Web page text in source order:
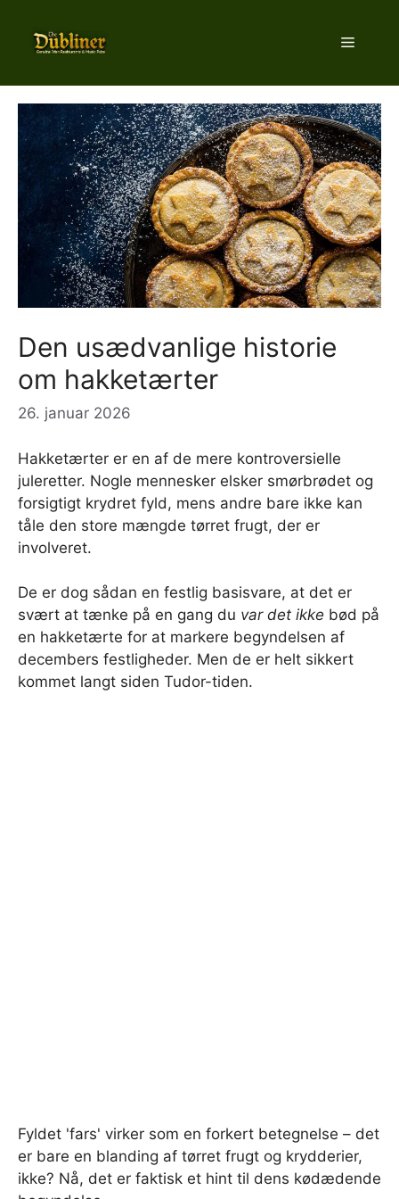
indhold
Menu
Den usædvanlige historie
om hakketærter
26. januar 2026
Hakketærter er en af ​​de mere kontroversielle
juleretter. Nogle mennesker elsker smørbrødet og
forsigtigt krydret fyld, mens andre bare ikke kan
tåle den store mængde tørret frugt, der er
involveret.
De er dog sådan en festlig basisvare, at det er
svært at tænke på en gang du var det ikke bød på
en hakketærte for at markere begyndelsen af ​​
decembers festligheder. Men de er helt sikkert
kommet langt siden Tudor-tiden.
Fyldet 'fars' virker som en forkert betegnelse – det
er bare en blanding af tørret frugt og krydderier,
ikke? Nå, det er faktisk et hint til dens kødædende